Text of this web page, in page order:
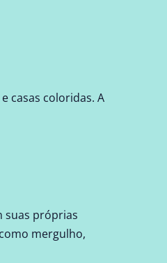
casas coloridas. A
suas próprias
mergulho,